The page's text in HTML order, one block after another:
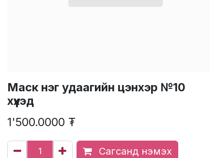
Маск нэг удаагийн цэнхэр №10
хүүхэд
1'500.0000 ₮
Сагсанд нэмэх